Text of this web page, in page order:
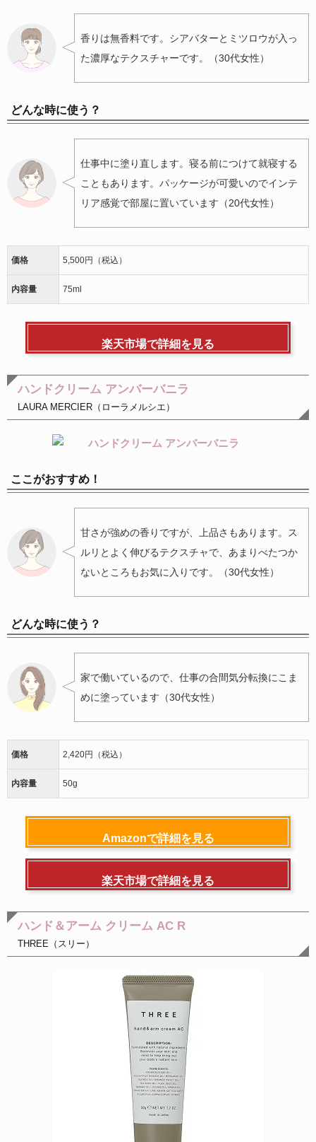
香りは無香料です。シアバターとミツロウが入っ
た濃厚なテクスチャーです。（30代女性）
どんな時に使う？
仕事中に塗り直します。寝る前につけて就寝する
こともあります。パッケージが可愛いのでインテ
リア感覚で部屋に置いています（20代女性）
価格 5,500円（税込）
内容量 75ml
楽天市場で詳細を見る
ハンドクリーム アンバーバニラ
LAURA MERCIER（ローラメルシエ）
ここがおすすめ！
甘さが強めの香りですが、上品さもあります。ス
ルリとよく伸びるテクスチャで、あまりべたつか
ないところもお気に入りです。（30代女性）
どんな時に使う？
家で働いているので、仕事の合間気分転換にこま
めに塗っています（30代女性）
価格 2,420円（税込）
内容量 50g
Amazonで詳細を見る
楽天市場で詳細を見る
ハンド＆アーム クリーム AC R
THREE（スリー）